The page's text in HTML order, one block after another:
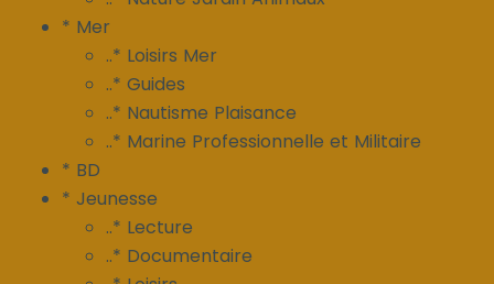
* Mer
..* Loisirs Mer
..* Guides
..* Nautisme Plaisance
..* Marine Professionnelle et Militaire
* BD
* Jeunesse
..* Lecture
..* Documentaire